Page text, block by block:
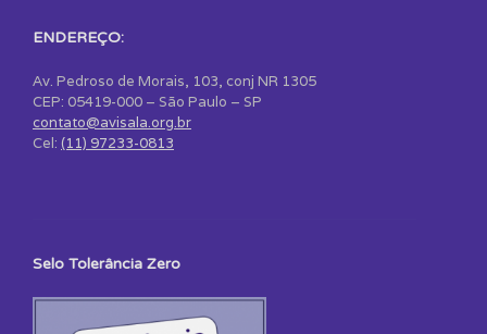
ENDEREÇO:
Av. Pedroso de Morais, 103, conj NR 1305
CEP: 05419-000 – São Paulo – SP
contato@avisala.org.br
Cel: (11) 97233-0813
Selo Tolerância Zero